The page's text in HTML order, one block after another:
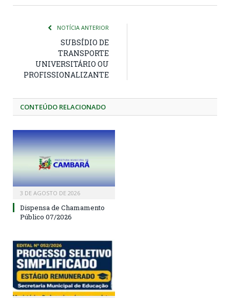
NOTÍCIA ANTERIOR
SUBSÍDIO DE
TRANSPORTE
UNIVERSITÁRIO OU
PROFISSIONALIZANTE
CONTEÚDO RELACIONADO
3 DE AGOSTO DE 2026
Dispensa de Chamamento
Público 07/2026